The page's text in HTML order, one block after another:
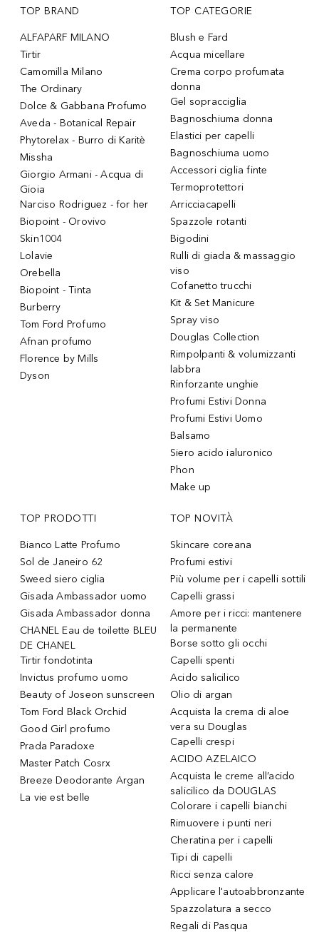
TOP BRAND
ALFAPARF MILANO
Tirtir
Camomilla Milano
The Ordinary
Dolce & Gabbana Profumo
Aveda - Botanical Repair
Phytorelax - Burro di Karitè
Missha
Giorgio Armani - Acqua di
Gioia
Narciso Rodriguez - for her
Biopoint - Orovivo
Skin1004
Lolavie
Orebella
Biopoint - Tinta
Burberry
Tom Ford Profumo
Afnan profumo
Florence by Mills
Dyson
TOP CATEGORIE
Blush e Fard
Acqua micellare
Crema corpo profumata
donna
Gel sopracciglia
Bagnoschiuma donna
Elastici per capelli
Bagnoschiuma uomo
Accessori ciglia finte
Termoprotettori
Arricciacapelli
Spazzole rotanti
Bigodini
Rulli di giada & massaggio
viso
Cofanetto trucchi
Kit & Set Manicure
Spray viso
Douglas Collection
Rimpolpanti & volumizzanti
labbra
Rinforzante unghie
Profumi Estivi Donna
Profumi Estivi Uomo
Balsamo
Siero acido ialuronico
Phon
Make up
TOP PRODOTTI
Bianco Latte Profumo
Sol de Janeiro 62
Sweed siero ciglia
Gisada Ambassador uomo
Gisada Ambassador donna
CHANEL Eau de toilette BLEU
DE CHANEL
Tirtir fondotinta
Invictus profumo uomo
Beauty of Joseon sunscreen
Tom Ford Black Orchid
Good Girl profumo
Prada Paradoxe
Master Patch Cosrx
Breeze Deodorante Argan
La vie est belle
TOP NOVITÀ
Skincare coreana
Profumi estivi
Più volume per i capelli sottili
Capelli grassi
Amore per i ricci: mantenere
la permanente
Borse sotto gli occhi
Capelli spenti
Acido salicilico
Olio di argan
Acquista la crema di aloe
vera su Douglas
Capelli crespi
ACIDO AZELAICO
Acquista le creme all’acido
salicilico da DOUGLAS
Colorare i capelli bianchi
Rimuovere i punti neri
Cheratina per i capelli
Tipi di capelli
Ricci senza calore
Applicare l'autoabbronzante
Spazzolatura a secco
Regali di Pasqua